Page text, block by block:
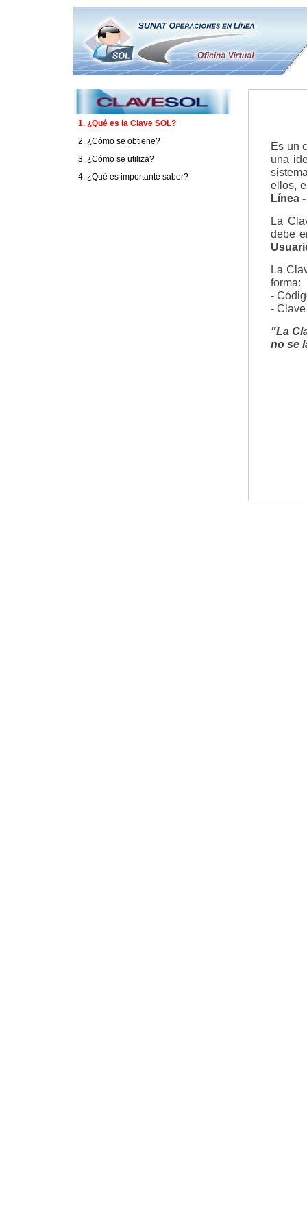
1. ¿Qué es la Clave SOL?
2. ¿Cómo se obtiene?
3. ¿Cómo se utiliza?
4. ¿Qué es importante saber?